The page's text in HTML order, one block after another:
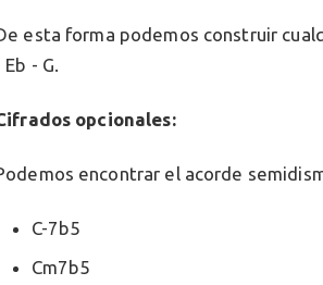
esta forma podemos construir
Eb - G.
opcionales:
encontrar el acorde
C-7b5
Cm7b5